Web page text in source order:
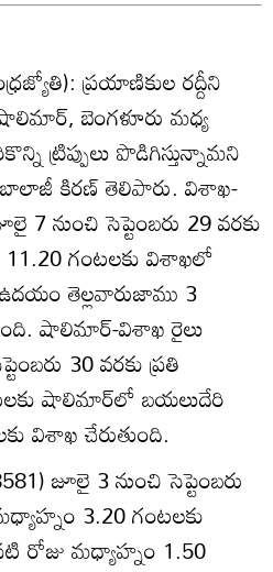
ప్రయాణికుల రద్దీని
బెంగళూరు మధ్య
ట్రిప్పులు పొడిగిస్తున్నామని
బాలాజీ కిరణ్‌ తెలిపారు. విశాఖ-
7 నుంచి సెప్టెంబరు 29 వరకు
గంటలకు విశాఖలో
తెల్లవారుజాము 3
షాలిమార్‌-విశాఖ రైలు
30 వరకు ప్రతి
షాలిమార్‌లో బయలుదేరి
విశాఖ చేరుతుంది.
జూలై 3 నుంచి సెప్టెంబరు
3.20 గంటలకు
రోజు మధ్యాహ్నం 1.50